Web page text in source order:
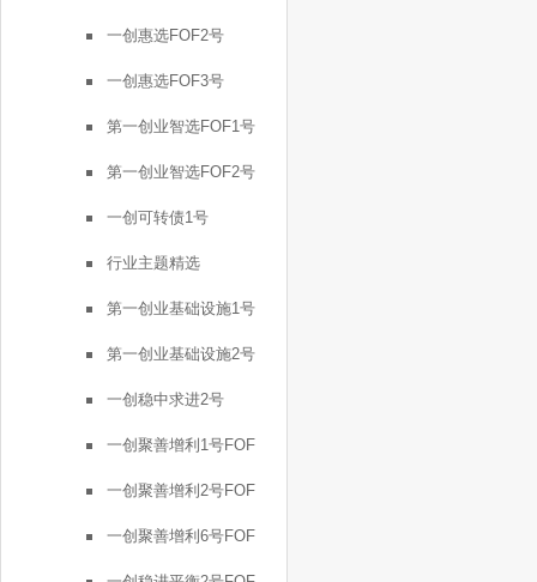
一创惠选FOF2号
一创惠选FOF3号
第一创业智选FOF1号
第一创业智选FOF2号
一创可转债1号
行业主题精选
第一创业基础设施1号
第一创业基础设施2号
一创稳中求进2号
一创聚善增利1号FOF
一创聚善增利2号FOF
一创聚善增利6号FOF